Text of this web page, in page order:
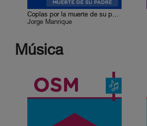
Coplas por la muerte de su padre
Jorge Manrique
Música